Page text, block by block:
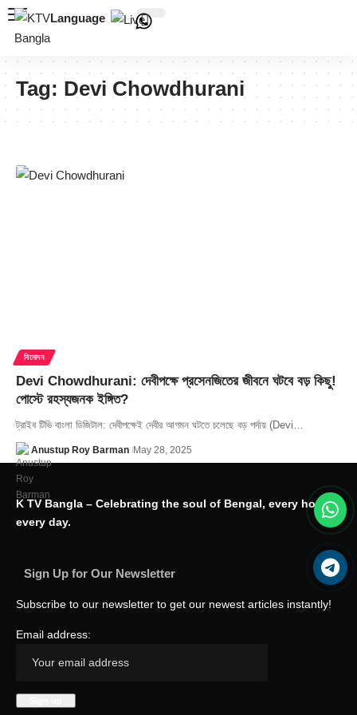
Language
Tag: Devi Chowdhurani
বিনোদন
Devi Chowdhurani: দেবীপক্ষে প্রসেনজিতের জীবনে ঘটবে বড় কিছু!
পোস্টে রহস্যজনক ইঙ্গিত?
ট্রাইব টিভি বাংলা ডিজিটাল: দেবীপক্ষেই দেবীর আগমন ঘটতে চলেছে বড় পর্দায় (Devi…
Anustup Roy Barman May 28, 2025
K TV Bangla – Celebrating the soul of Bengal, every hour,
every day.
Sign Up for Our Newsletter
Subscribe to our newsletter to get our newest articles instantly!
Email address: